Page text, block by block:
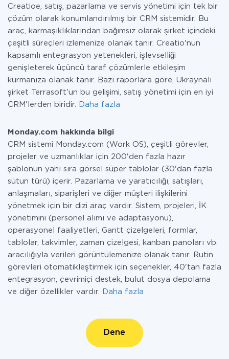
Creatioe, satış, pazarlama ve servis yönetimi için tek bir
çözüm olarak konumlandırılmış bir CRM sistemidir. Bu
araç, karmaşıklıklarından bağımsız olarak şirket içindeki
çeşitli süreçleri izlemenize olanak tanır. Creatio'nun
kapsamlı entegrasyon yetenekleri, işlevselliği
genişleterek üçüncü taraf çözümlerle etkileşim
kurmanıza olanak tanır. Bazı raporlara göre, Ukraynalı
şirket Terrasoft'un bu gelişimi, satış yönetimi için en iyi
CRM'lerden biridir.
Daha fazla
Monday.com hakkında bilgi
CRM sistemi Monday.com (Work OS), çeşitli görevler,
projeler ve uzmanlıklar için 200'den fazla hazır
şablonun yanı sıra görsel süper tablolar (30'dan fazla
sütun türü) içerir. Pazarlama ve yaratıcılığı, satışları,
anlaşmaları, siparişleri ve diğer müşteri ilişkilerini
yönetmek için bir dizi araç vardır. Sistem, projeleri, İK
yönetimini (personel alımı ve adaptasyonu),
operasyonel faaliyetleri, Gantt çizelgeleri, formlar,
tablolar, takvimler, zaman çizelgesi, kanban panoları vb.
aracılığıyla verileri görüntülemenize olanak tanır. Rutin
görevleri otomatikleştirmek için seçenekler, 40'tan fazla
entegrasyon, çevrimiçi destek, bulut dosya depolama
ve diğer özellikler vardır.
Daha fazla
Dene